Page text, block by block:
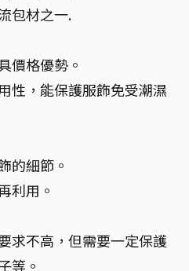
包材之一.
價格優勢。
性，能保護服飾免受潮濕
的細節。
利用。
求不高，但需要一定保護
等。